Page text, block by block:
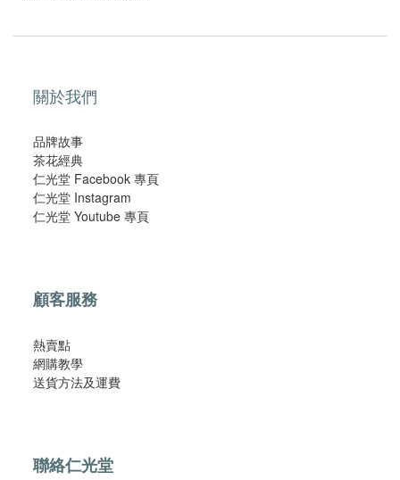
關於我們
品牌故事
茶花經典
仁光堂 Facebook 專頁
仁光堂 Instagram
仁光堂 Youtube 專頁
顧客服務
熱賣點
網購教學
​送貨方法及運費​
聯絡仁光堂